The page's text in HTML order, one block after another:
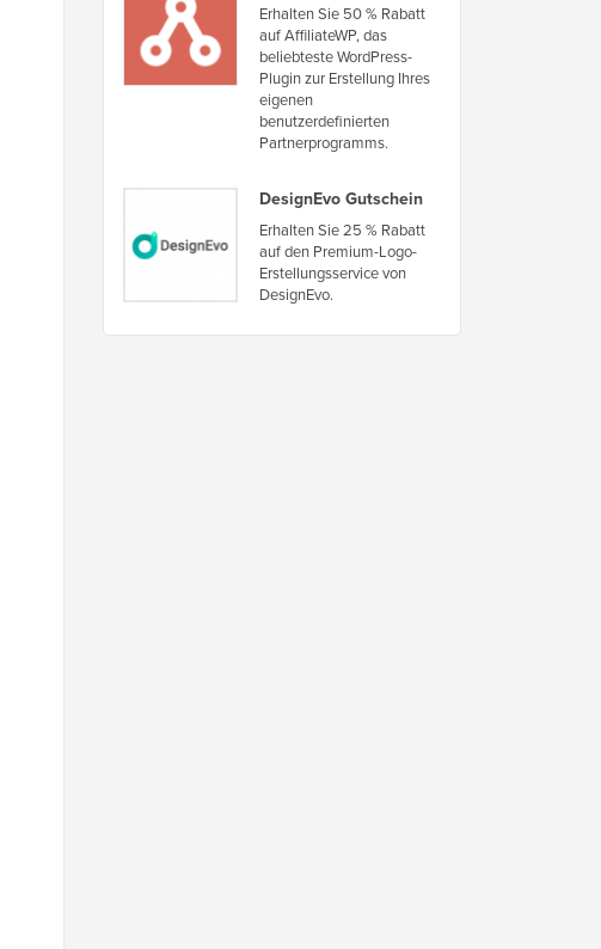
Erhalten Sie 50 % Rabatt
auf AffiliateWP, das
beliebteste WordPress-
Plugin zur Erstellung Ihres
eigenen
benutzerdefinierten
Partnerprogramms.
DesignEvo Gutschein
Erhalten Sie 25 % Rabatt
auf den Premium-Logo-
Erstellungsservice von
DesignEvo.